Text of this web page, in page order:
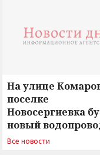
На улице
поселке
Новосергиевка
новый
Все новости